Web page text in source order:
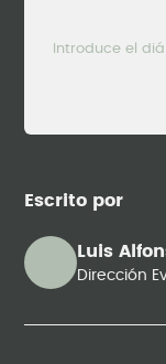
Escrito por
Luis
Dirección
Introduce el